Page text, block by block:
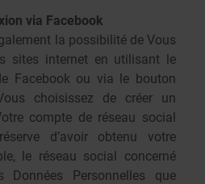
via Facebook
la possibilité de Vous
sites internet en utilisant le
Facebook ou via le bouton
choisissez de créer un
compte de réseau social
d’avoir obtenu votre
le réseau social concerné
Données Personnelles que